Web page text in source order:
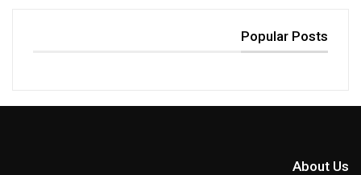
Popular Posts
About Us